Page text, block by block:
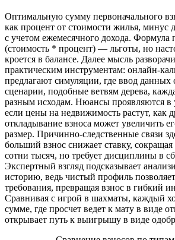
Оптимальную сумму первоначального
как процент от стоимости жилья, минус
с учетом ежемесячного дохода. Формула
(стоимость * процент) — льготы, но
кроется в балансе. Далее мысль
практическим инструментам: онлайн-
предлагают симуляции, где ввод данных
сценарии, подобные ветвям дерева,
разным исходам. Нюансы проявляются
если цены на недвижимость растут, как
откладывание взноса может увеличить
размер. Причинно-следственные связи
больший взнос снижает ставку,
сотни тысяч, но требует дисциплины в
Экспертный взгляд подсказывает
историю, ведь чистый профиль
требования, превращая взнос в гибкий
Сравнивая с игрой в шахматы, каждый
сумме, где просчет ведет к мату в виде
открывает путь к выигрышу в виде